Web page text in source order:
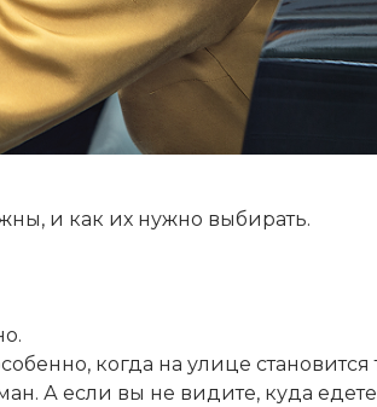
и как их нужно выбирать.
когда на улице становится
А если вы не видите, куда едете,